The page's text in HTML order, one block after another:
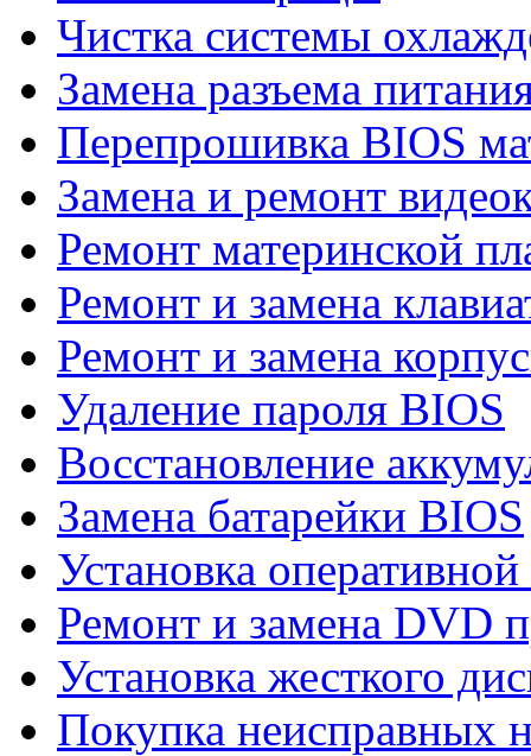
Чистка системы
Замена разъема
Перепрошивка BIOS
Замена и ремонт
Ремонт материнской
Ремонт и замена
Ремонт и замена
Удаление пароля BIOS
Восстановление
Замена батарейки BIOS
Установка
Ремонт и замена DVD
Установка жесткого
Покупка неисправных